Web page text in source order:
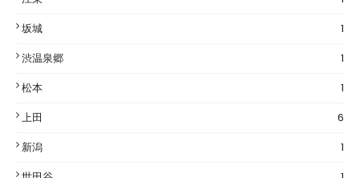
坂城
1
渋温泉郷
1
松本
1
上田
6
新潟
1